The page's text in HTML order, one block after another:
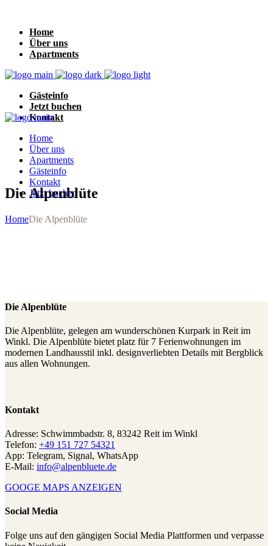
Home
Über uns
Apartments
Gästeinfo
Jetzt buchen
Kontakt
Home
Über uns
Apartments
Gästeinfo
Kontakt
Jetzt buchen
Die Alpenblüte
HomeDie Alpenblüte
Die Alpenblüte
Die Alpenblüte, gelegen am wunderschönen Kurpark in Reit im
Winkl. Die Alpenblüte bietet platz für 7 Ferienwohnungen im
modernen Landhausstil inkl. designverliebten Details mit Bergblick
aus allen Wohnungen.
Kontakt
Adresse: Schwimmbadstr. 8, 83242 Reit im Winkl
Telefon: +49 151 727 54321
App: Telegram, Signal, WhatsApp
E-Mail: info@alpenbluete.de
GOOGE MAPS ANZEIGEN
Social Media
Folge uns auf den gängigen Social Media Plattformen und verpasse